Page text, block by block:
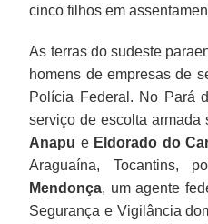
cinco filhos em
As terras do sudeste
homens de empresas de
Polícia Federal. No Pará
serviço de escolta armada
Anapu e Eldorado do
Araguaína, Tocantins,
Mendonça, um agente
Segurança e Vigilância